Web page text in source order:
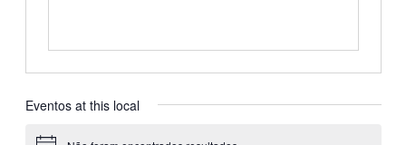
Eventos at this local